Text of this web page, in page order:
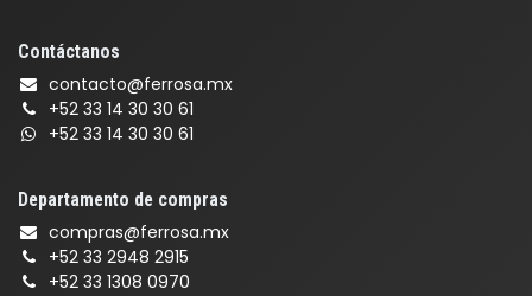
Contáctanos
contacto@ferrosa.mx
+52 33 14 30 30 61
+52 33 14 30 30 61
Departamento de compras
compras@ferrosa.mx
+52 33 2948 2915
+52 33 1308 0970